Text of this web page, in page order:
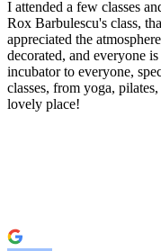
I attended a few classes
Rox Barbulescu's class,
appreciated the
decorated, and everyone
incubator to everyone,
classes, from yoga,
lovely place!